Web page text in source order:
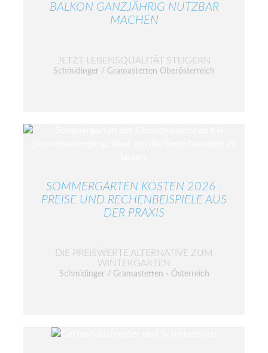
BALKON GANZJÄHRIG NUTZBAR
MACHEN
JETZT LEBENSQUALITÄT STEIGERN
Schmidinger / Gramastetten Oberösterreich
SOMMERGARTEN KOSTEN 2026 -
PREISE UND RECHENBEISPIELE AUS
DER PRAXIS
DIE PREISWERTE ALTERNATIVE ZUM
WINTERGARTEN
Schmidinger / Gramastetten - Österreich